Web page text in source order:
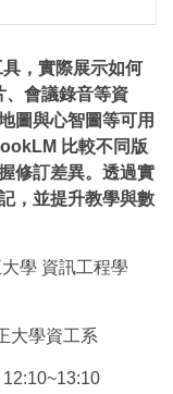
，實際展示如何
、會議錄音等資
圖與心智圖等可用
比較不同版
修訂差異。透過實
，並提升教學與數
學 資訊工程學
大學資工系